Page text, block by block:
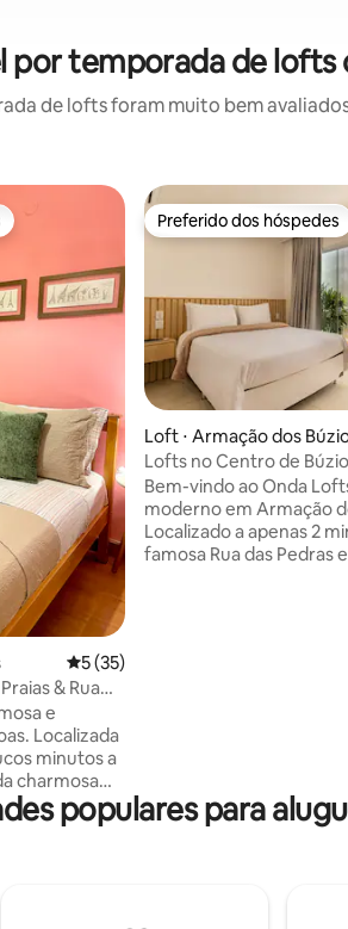
por temporada de
de lofts foram muito bem
dos hóspedes
5 de uma avaliação média de 5, 35
5 (35)
& Rua
e
Localizada
minutos a
charmosa
conta com
equipada, ar-
Preferido dos hóspedes
Preferido dos hóspedes
Loft ⋅ Armação dos
Lofts no Centro de
Bem-vindo ao Onda
moderno em Armação
Localizado a apenas 2
famosa Rua das Pedras
populares para